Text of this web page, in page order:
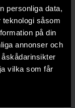
personliga data,
såsom
på din
annonser och
vilka som får